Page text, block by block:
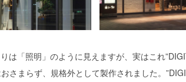
は「照明」のように見えますが、実はこれ
さまらず、規格外として製作されました。